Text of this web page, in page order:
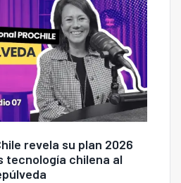
revela su plan 2026
tecnología chilena al